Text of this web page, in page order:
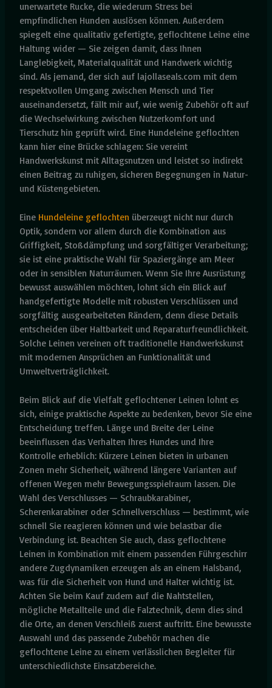
unerwartete Rucke, die wiederum Stress bei
empfindlichen Hunden auslösen können. Außerdem
spiegelt eine qualitativ gefertigte, geflochtene Leine eine
Haltung wider — Sie zeigen damit, dass Ihnen
Langlebigkeit, Materialqualität und Handwerk wichtig
sind. Als jemand, der sich auf lajollaseals.com mit dem
respektvollen Umgang zwischen Mensch und Tier
auseinandersetzt, fällt mir auf, wie wenig Zubehör oft auf
die Wechselwirkung zwischen Nutzerkomfort und
Tierschutz hin geprüft wird. Eine Hundeleine geflochten
kann hier eine Brücke schlagen: Sie vereint
Handwerkskunst mit Alltagsnutzen und leistet so indirekt
einen Beitrag zu ruhigen, sicheren Begegnungen in Natur-
und Küstengebieten.
Eine Hundeleine geflochten überzeugt nicht nur durch
Optik, sondern vor allem durch die Kombination aus
Griffigkeit, Stoßdämpfung und sorgfältiger Verarbeitung;
sie ist eine praktische Wahl für Spaziergänge am Meer
oder in sensiblen Naturräumen. Wenn Sie Ihre Ausrüstung
bewusst auswählen möchten, lohnt sich ein Blick auf
handgefertigte Modelle mit robusten Verschlüssen und
sorgfältig ausgearbeiteten Rändern, denn diese Details
entscheiden über Haltbarkeit und Reparaturfreundlichkeit.
Solche Leinen vereinen oft traditionelle Handwerkskunst
mit modernen Ansprüchen an Funktionalität und
Umweltverträglichkeit.
Beim Blick auf die Vielfalt geflochtener Leinen lohnt es
sich, einige praktische Aspekte zu bedenken, bevor Sie eine
Entscheidung treffen. Länge und Breite der Leine
beeinflussen das Verhalten Ihres Hundes und Ihre
Kontrolle erheblich: Kürzere Leinen bieten in urbanen
Zonen mehr Sicherheit, während längere Varianten auf
offenen Wegen mehr Bewegungsspielraum lassen. Die
Wahl des Verschlusses — Schraubkarabiner,
Scherenkarabiner oder Schnellverschluss — bestimmt, wie
schnell Sie reagieren können und wie belastbar die
Verbindung ist. Beachten Sie auch, dass geflochtene
Leinen in Kombination mit einem passenden Führgeschirr
andere Zugdynamiken erzeugen als an einem Halsband,
was für die Sicherheit von Hund und Halter wichtig ist.
Achten Sie beim Kauf zudem auf die Nahtstellen,
mögliche Metallteile und die Falztechnik, denn dies sind
die Orte, an denen Verschleiß zuerst auftritt. Eine bewusste
Auswahl und das passende Zubehör machen die
geflochtene Leine zu einem verlässlichen Begleiter für
unterschiedlichste Einsatzbereiche.